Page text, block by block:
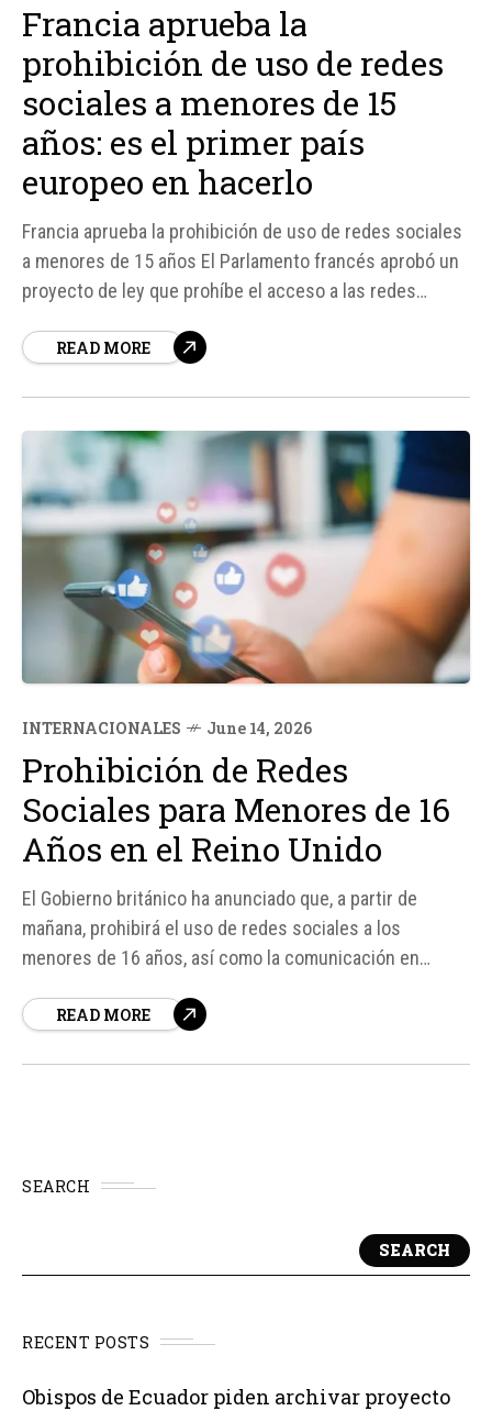
Francia aprueba la
prohibición de uso de redes
sociales a menores de 15
años: es el primer país
europeo en hacerlo
Francia aprueba la prohibición de uso de redes sociales
a menores de 15 años El Parlamento francés aprobó un
proyecto de ley que prohíbe el acceso a las redes
primer país europeo en implementar esta medida.
READ MORE
INTERNACIONALES June 14, 2026
Prohibición de Redes
Sociales para Menores de 16
Años en el Reino Unido
El Gobierno británico ha anunciado que, a partir de
mañana, prohibirá el uso de redes sociales a los
menores de 16 años, así como la comunicación en
proteger a los menores de los riesgos asociados con el
READ MORE
SEARCH
SEARCH
RECENT POSTS
Obispos de Ecuador piden archivar proyecto